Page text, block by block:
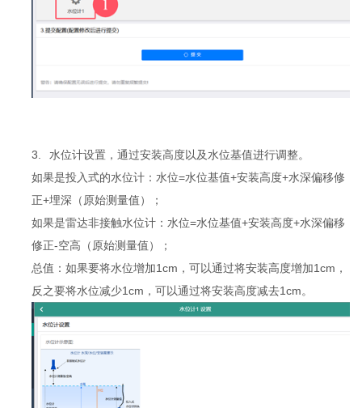
3.
水位计设置，通过安装高度以及水位基值进行调整。
如果是投入式的水位计：水位=水位基值+安装高度+水深偏移修
正+埋深（原始测量值）；
如果是雷达非接触水位计：水位=水位基值+安装高度+水深偏移
修正-空高（原始测量值）；
总值：如果要将水位增加1cm，可以通过将安装高度增加1cm，
反之要将水位减少1cm，可以通过将安装高度减去1cm。